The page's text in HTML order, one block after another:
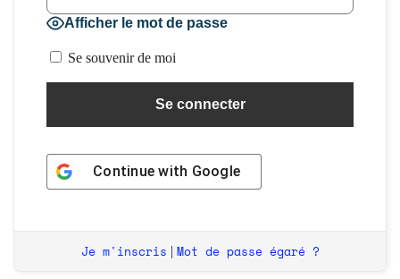
Afficher le mot de passe
Se souvenir de moi
Continue with Google
Je m'inscris | Mot de passe égaré ?